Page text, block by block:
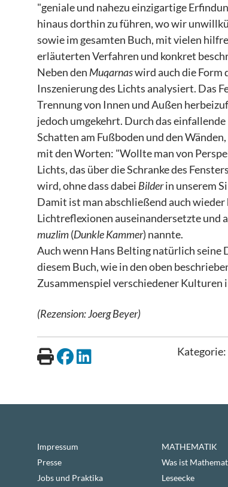
"geniale und nahezu einzigartige
hinaus dorthin zu führen, wo wir
sowie im gesamten Buch, mit vielen
erläuterten Verfahren und konkret
Neben den Muqarnaswird auch die Form
Inszenierung des Lichts analysiert. Das
Trennung von Innen und Außen
jedoch umgekehrt. Durch das
Schatten am Fußboden und den
mit den Worten: "Wollte man von
Lichts, das über die Schranke des
wird, ohne dass dabei Bilderin unserem
Damit ist man abschließend auch
Lichtreflexionen auseinandersetzte und
muzlim(Dunkle Kammer) nannte.
Auch wenn Hans Belting natürlich
diesem Buch, wie in den oben
Zusammenspiel verschiedener Kulturen
(Rezension: Joerg Beyer)
Kategorie:
Impressum
Presse
Jobs und Praktika
MATHEMATIK
Was ist
Leseecke